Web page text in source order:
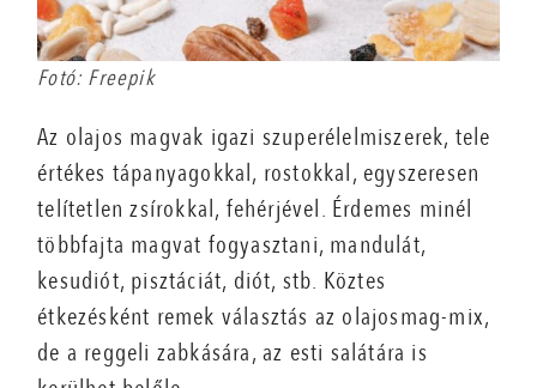
Fotó: Freepik
Az olajos magvak igazi szuperélelmiszerek, tele
értékes tápanyagokkal, rostokkal, egyszeresen
telítetlen zsírokkal, fehérjével. Érdemes minél
többfajta magvat fogyasztani, mandulát,
kesudiót, pisztáciát, diót, stb. Köztes
étkezésként remek választás az olajosmag-mix,
de a reggeli zabkására, az esti salátára is